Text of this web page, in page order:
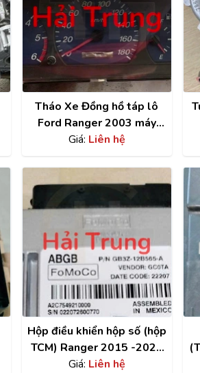
Tháo Xe Đồng hồ táp lô
Ford Ranger 2003 máy
dầu
Giá: Liên hệ
Hộp điều khiển hộp số (hộp
TCM) Ranger 2015 -2020
GB3Z-12B565-A
Giá: Liên hệ